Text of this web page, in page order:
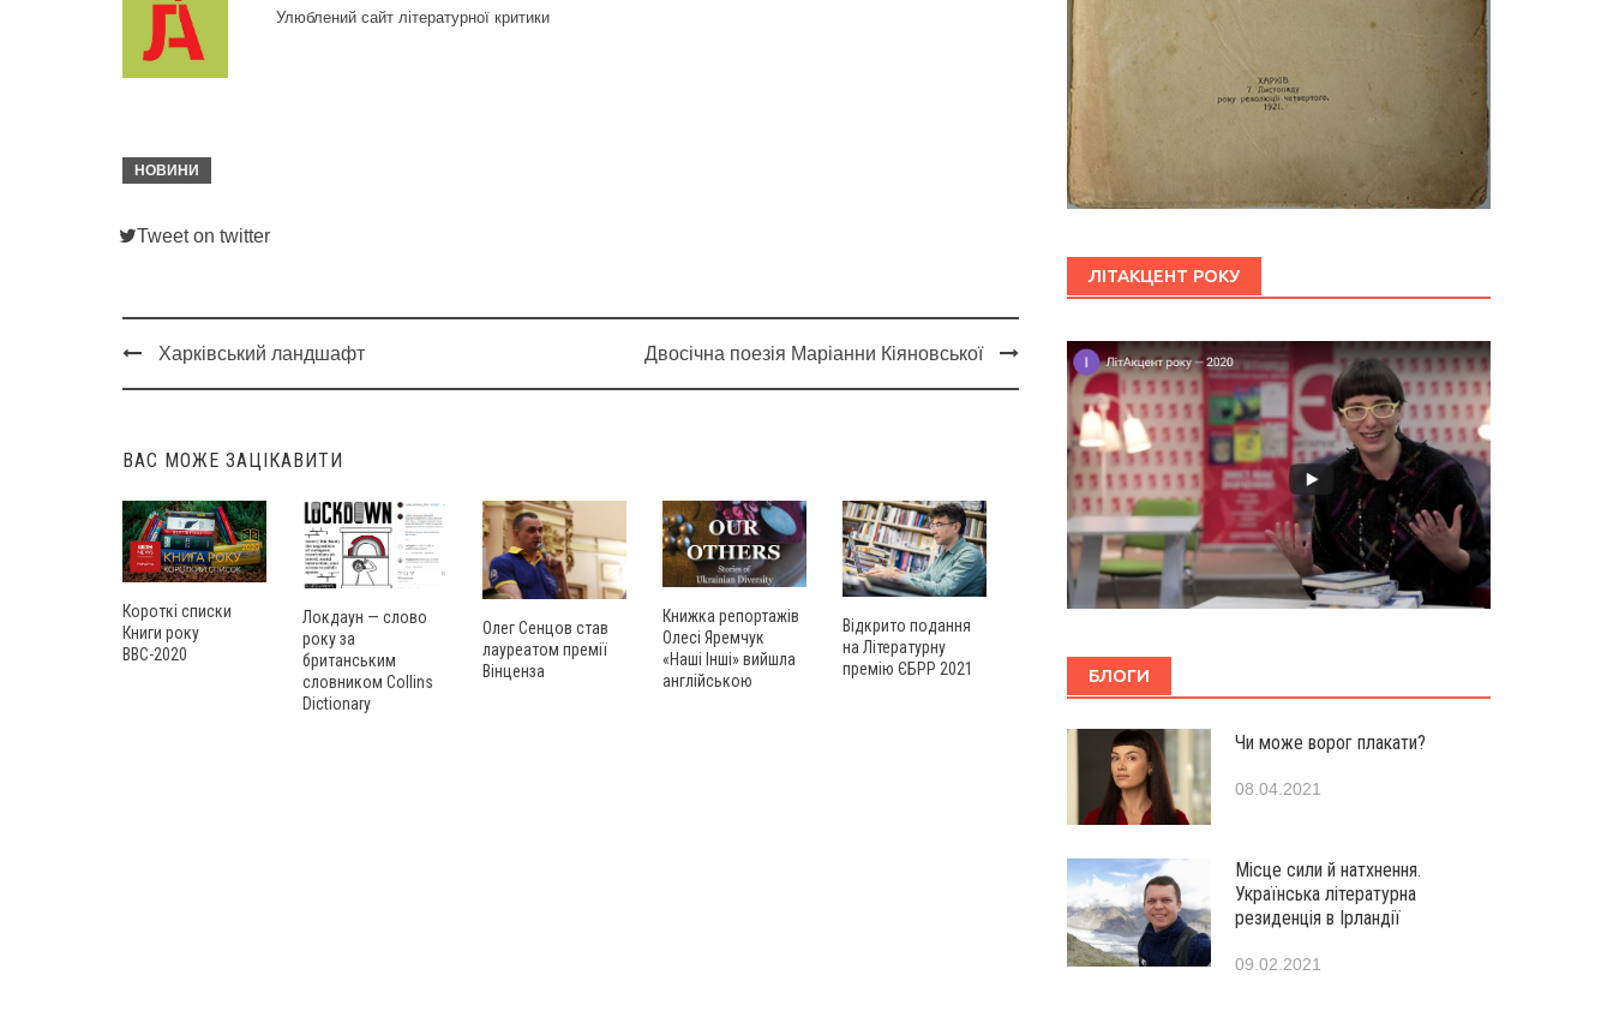
Улюблений сайт літературної критики
НОВИНИ
Tweet on twitter
Post
Харківський ландшафт Двосічна поезія Маріанни Кіяновської
ВАС МОЖЕ ЗАЦІКАВИТИ
Короткі списки
Книги року
ВВС-2020
Локдаун — слово
року за
британським
словником Collins
Dictionary
Олег Сенцов став
лауреатом премії
Вінценза
Книжка репортажів
Олесі Яремчук
«Наші Інші» вийшла
англійською
Відкрито подання
на Літературну
премію ЄБРР 2021
ЛІТАКЦЕНТ РОКУ
БЛОГИ
Чи може ворог плакати?
08.04.2021
Місце сили й натхнення.
Українська літературна
резиденція в Ірландії
09.02.2021